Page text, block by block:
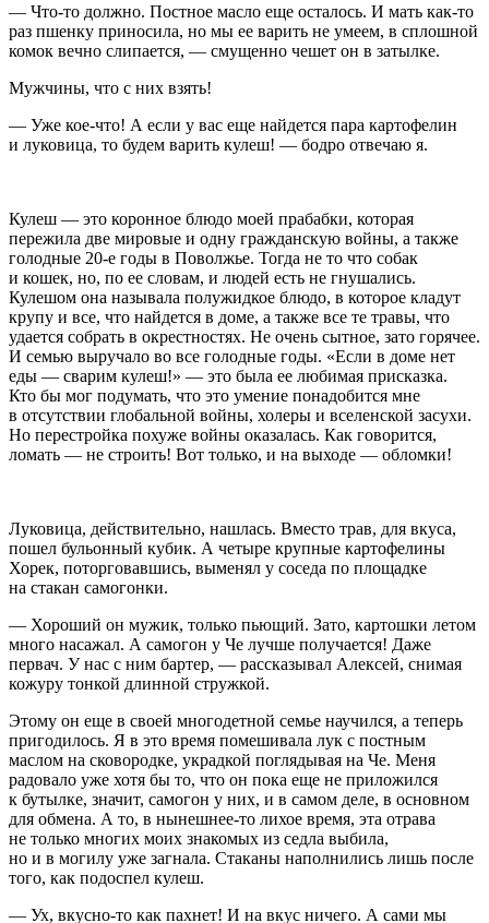
— Что-то должно. Постное масло еще осталось. И мать как-то
раз пшенку приносила, но мы ее варить не умеем, в сплошной
комок вечно слипается, — смущенно чешет он в затылке.
Мужчины, что с них взять!
— Уже кое-что! А если у вас еще найдется пара картофелин
и луковица, то будем варить кулеш! — бодро отвечаю я.
Кулеш — это коронное блюдо моей прабабки, которая
пережила две мировые и одну гражданскую войны, а также
голодные 20-е годы в Поволжье. Тогда не то что собак
и кошек, но, по ее словам, и людей есть не гнушались.
Кулешом она называла полужидкое блюдо, в которое кладут
крупу и все, что найдется в доме, а также все те травы, что
удается собрать в окрестностях. Не очень сытное, зато горячее.
И семью выручало во все голодные годы. «Если в доме нет
еды — сварим кулеш!» — это была ее любимая присказка.
Кто бы мог подумать, что это умение понадобится мне
в отсутствии глобальной войны, холеры и вселенской засухи.
Но перестройка похуже войны оказалась. Как говорится,
ломать — не строить! Вот только, и на выходе — обломки!
Луковица, действительно, нашлась. Вместо трав, для вкуса,
пошел бульонный кубик. А четыре крупные картофелины
Хорек, поторговавшись, выменял у соседа по площадке
на стакан самогонки.
— Хороший он мужик, только пьющий. Зато, картошки летом
много насажал. А самогон у Че лучше получается! Даже
первач. У нас с ним бартер, — рассказывал Алексей, снимая
кожуру тонкой длинной стружкой.
Этому он еще в своей многодетной семье научился, а теперь
пригодилось. Я в это время помешивала лук с постным
маслом на сковородке, украдкой поглядывая на Че. Меня
радовало уже хотя бы то, что он пока еще не приложился
к бутылке, значит, самогон у них, и в самом деле, в основном
для обмена. А то, в нынешнее-то лихое время, эта отрава
не только многих моих знакомых из седла выбила,
но и в могилу уже загнала. Стаканы наполнились лишь после
того, как подоспел кулеш.
— Ух, вкусно-то как пахнет! И на вкус ничего. А сами мы